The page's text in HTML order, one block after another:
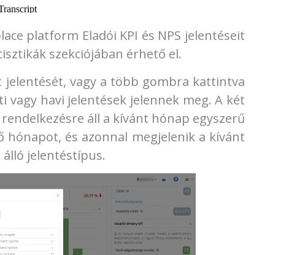
platform Eladói KPI és NPS jelentéseit
szekciójában érhető el.
vagy a több gombra kattintva
havi jelentések jelennek meg. A két
áll a kívánt hónap egyszerű
hónapot, és azonnal megjelenik a kívánt
jelentéstípus.